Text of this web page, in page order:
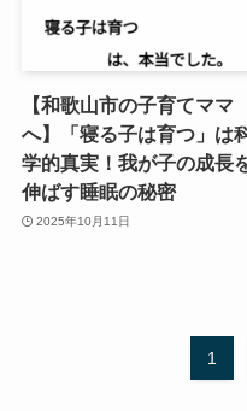
【和歌山市の子育てママ
へ】「寝る子は育つ」は
学的真実！我が子の成長
伸ばす睡眠の秘密
2025年10月11日
1